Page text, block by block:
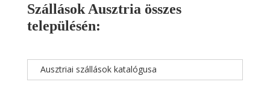
Szállások Ausztria összes
településén:
Ausztriai szállások katalógusa